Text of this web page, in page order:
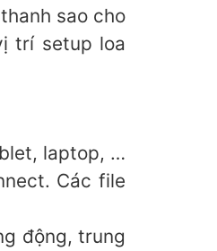
sao cho
trí setup loa
laptop, …
Các file
động, trung